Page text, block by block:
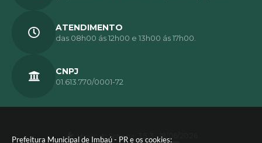
Prefeitura Municipal de Imbaú - PR e os cookies:
ATENDIMENTO
das 08h00 ás 12h00 e 13h00 ás 17h00.
CNPJ
01.613.770/0001-72
Versão do Sistema:
3.5.3 - 19/06/2026